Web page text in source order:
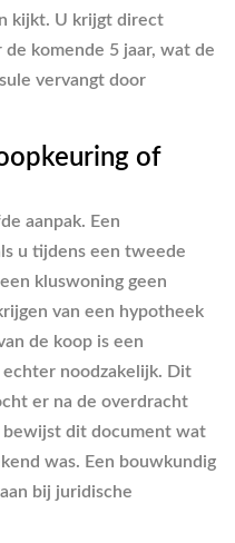
kijkt. U krijgt direct
komende 5 jaar, wat de
vervangt door
of
aanpak. Een
u tijdens een tweede
kluswoning geen
van een hypotheek
de koop is een
noodzakelijk. Dit
er na de overdracht
dit document wat
was. Een bouwkundig
bij juridische